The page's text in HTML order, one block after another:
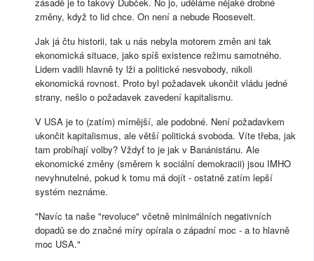
změny, když to lid chce. On není a nebude Roosevelt.
Jak já čtu historii, tak u nás nebyla motorem změn ani tak
ekonomická situace, jako spíš existence režimu samotného.
Lidem vadili hlavně ty lži a politické nesvobody, nikoli
ekonomická rovnost. Proto byl požadavek ukončit vládu jedné
strany, nešlo o požadavek zavedení kapitalismu.
V USA je to (zatím) mírnější, ale podobné. Není požadavkem
ukončit kapitalismus, ale větší politická svoboda. Víte třeba, jak
tam probíhají volby? Vždyť to je jak v Banánistánu. Ale
ekonomické změny (směrem k sociální demokracii) jsou IMHO
nevyhnutelné, pokud k tomu má dojít - ostatně zatím lepší
systém neznáme.
"Navíc ta naše "revoluce" včetně minimálních negativních
dopadů se do značné míry opírala o západní moc - a to hlavně
moc USA."